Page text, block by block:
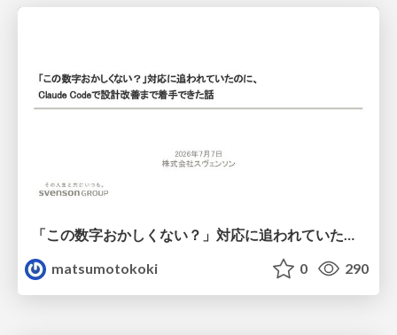
「この数字おかしくない？」対応に追われていたのに、 Claude Codeで設計改善まで着手できた話
matsumotokoki
0 290